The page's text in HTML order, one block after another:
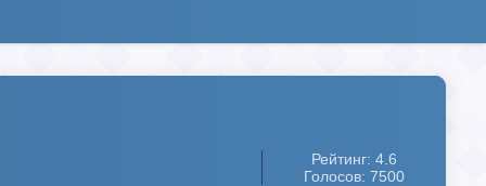
Рейтинг: 4.6
Голосов: 7500